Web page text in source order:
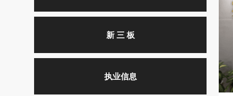
新 三 板
执业信息